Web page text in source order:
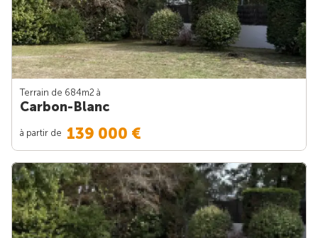
Terrain de 684m2 à
Carbon-Blanc
à partir de 139 000 €